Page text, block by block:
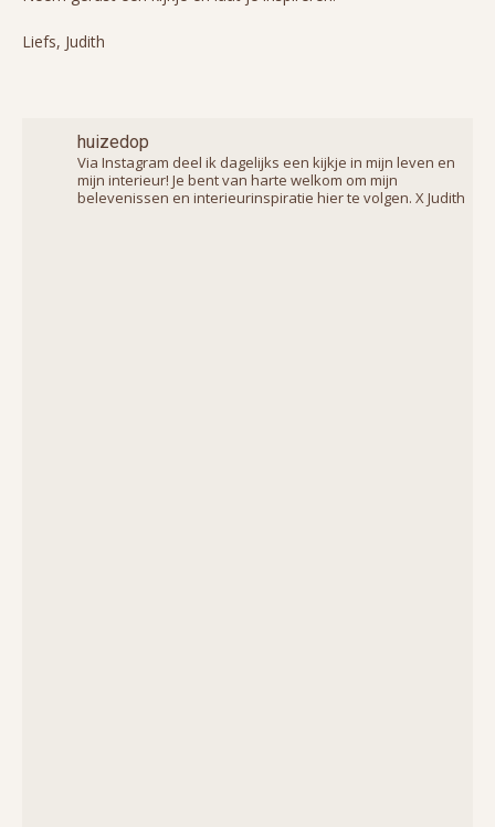
Liefs, Judith
huizedop
Via Instagram deel ik dagelijks een kijkje in mijn leven en
mijn interieur! Je bent van harte welkom om mijn
belevenissen en interieurinspiratie hier te volgen. X Judith